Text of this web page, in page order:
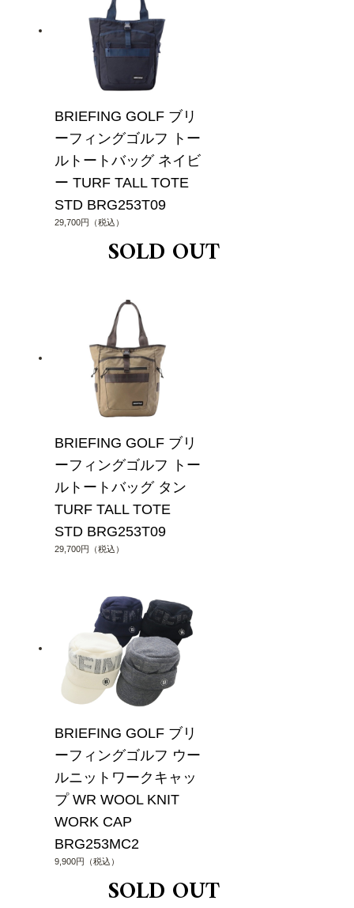
BRIEFING GOLF ブリ
ーフィングゴルフ トー
ルトートバッグ ネイビ
ー TURF TALL TOTE
STD BRG253T09
29,700円（税込）
BRIEFING GOLF ブリ
ーフィングゴルフ トー
ルトートバッグ タン
TURF TALL TOTE
STD BRG253T09
29,700円（税込）
BRIEFING GOLF ブリ
ーフィングゴルフ ウー
ルニットワークキャッ
プ WR WOOL KNIT
WORK CAP
BRG253MC2
9,900円（税込）